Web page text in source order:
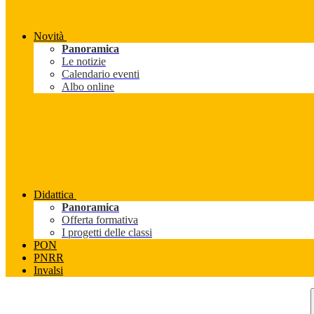
Novità
Panoramica
Le notizie
Calendario eventi
Albo online
Didattica
Panoramica
Offerta formativa
I progetti delle classi
PON
PNRR
Invalsi